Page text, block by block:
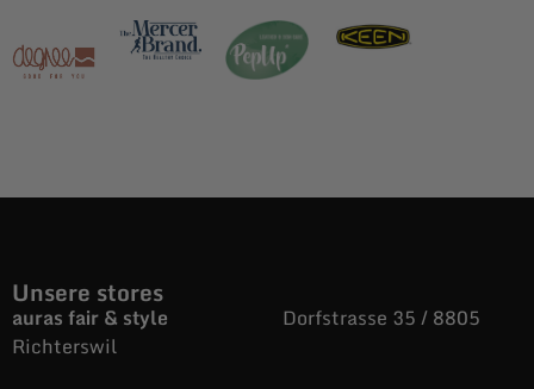
Unsere stores
auras fair & style Dorfstrasse 35 / 8805
Richterswil